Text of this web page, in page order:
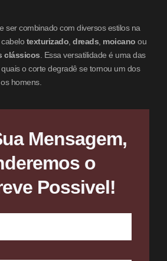
ser combinado com diversos estilos na
cabelotexturizado dreads moicano ou
clássicos . Essa versatilidade é uma das
o corte degradê se tornou um dos
homens.
Mensagem,
o
Possivel!